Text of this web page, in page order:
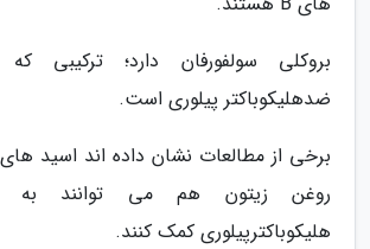
بروکلی سولفورفان دارد؛ ترکیبی
ضدهلیکوباکتر پیلوری است.
برخی از مطالعات نشان داده اند اسید
روغن زیتون هم می توانند به
هلیکوباکترپیلوری کمک کنند.